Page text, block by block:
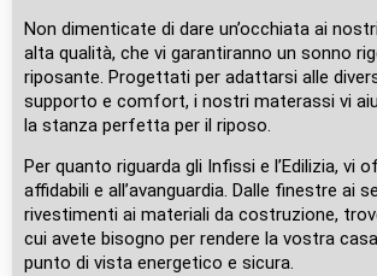
Non dimenticate di dare un’occhiata ai
alta qualità, che vi garantiranno un sonno
riposante. Progettati per adattarsi alle
supporto e comfort, i nostri materassi vi
la stanza perfetta per il riposo.
Per quanto riguarda gli Infissi e l’Edilizia, vi
affidabili e all’avanguardia. Dalle finestre ai
rivestimenti ai materiali da costruzione,
cui avete bisogno per rendere la vostra
punto di vista energetico e sicura.